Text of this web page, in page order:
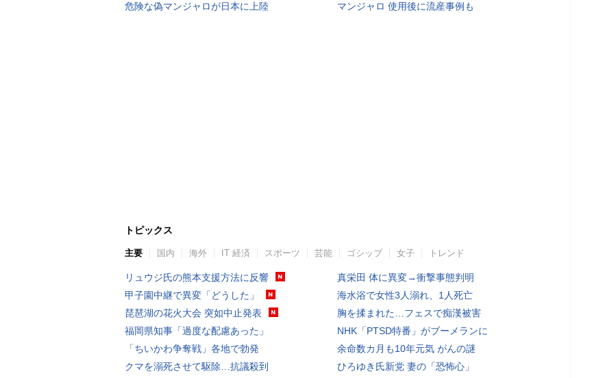
危険な偽マンジャロが日本に上陸
マンジャロ 使用後に流産事例も
トピックス
主要 国内 海外 IT 経済 スポーツ 芸能 ゴシップ 女子 トレンド
リュウジ氏の熊本支援方法に反響
甲子園中継で異変「どうした」
琵琶湖の花火大会 突如中止発表
福岡県知事「過度な配慮あった」
「ちいかわ争奪戦」各地で勃発
クマを溺死させて駆除…抗議殺到
真栄田 体に異変→衝撃事態判明
海水浴で女性3人溺れ、1人死亡
胸を揉まれた…フェスで痴漢被害
NHK「PTSD特番」がブーメランに
余命数カ月も10年元気 がんの謎
ひろゆき氏新党 妻の「恐怖心」